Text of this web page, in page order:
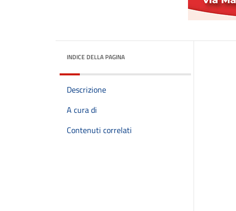
INDICE DELLA PAGINA
Descrizione
A cura di
Contenuti correlati